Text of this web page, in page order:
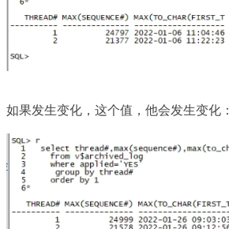
如果发生变化，这个值，他会发生变化：